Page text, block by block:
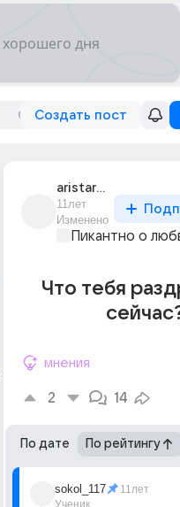
Создать пост
aristarkh_188
11лет
Изменено
Пикантно о
Что тебя
мнения
2 14
По дате По рейтингу
sokol_117
Ученик
11лет